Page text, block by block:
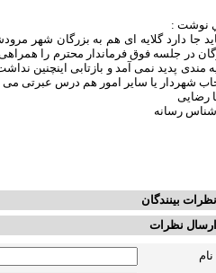
نوشت :
جا دارد گلايه اى هم به بزرگان شهر
در جلسه فوق فرماندار محترم را
مندى پديد نمى آمد و بازتابى
شهردار يا ساير امور هم درس عبرتى
رضايى
رسانه
نظرات بینندگان
ارسال نظرات
نام